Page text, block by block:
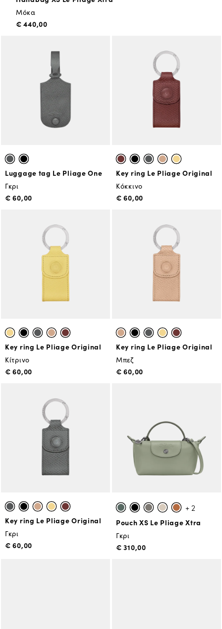
Μόκα
€ 440,00
Luggage tag Le Pliage One
Γκρι
€ 60,00
Key ring Le Pliage Original
Κόκκινο
€ 60,00
Key ring Le Pliage Original
Κίτρινο
€ 60,00
Key ring Le Pliage Original
Μπεζ
€ 60,00
Key ring Le Pliage Original
Γκρι
€ 60,00
+ 2
Pouch XS Le Pliage Xtra
Γκρι
€ 310,00